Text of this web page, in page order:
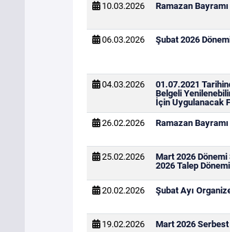
10.03.2026 Ramazan
06.03.2026 Şubat 2026
04.03.2026
01.07.2021
Belgeli
İçin Uygulanacak
26.02.2026 Ramazan
25.02.2026
Mart 2026
2026 Talep
20.02.2026 Şubat Ayı
19.02.2026 Mart 2026